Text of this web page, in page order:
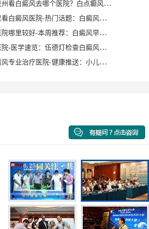
健康知识｜泉州看白癜风去哪个医院？白点癫风早期可以自愈？
泉州晋江哪里看白癜风医院-热门话题：白癜风症状有哪些？
泉州白癜风医院哪里较好-本周推荐：白癜风早期症状如何确诊？
泉州白癜风医院-医学速览：伍德灯检查白癜风症状？
泉州洛江白癜风专业治疗医院-健康推送：小儿脸上有白斑是什么原因？